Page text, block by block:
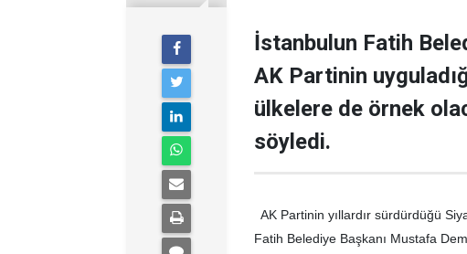
İstanbulun Fatih
AK Partinin
ülkelere de örnek
söyledi.
AK Partinin yıllardır sürdürdüğü
Fatih Belediye Başkanı Mustafa